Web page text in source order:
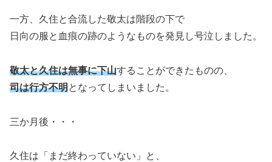
一方、久住と合流した敬太は階段の下で
日向の服と血痕の跡のようなものを発見し号泣しました。
敬太と久住は無事に下山することができたものの、
司は行方不明となってしまいました。
三か月後・・・
久住は「まだ終わっていない」と、